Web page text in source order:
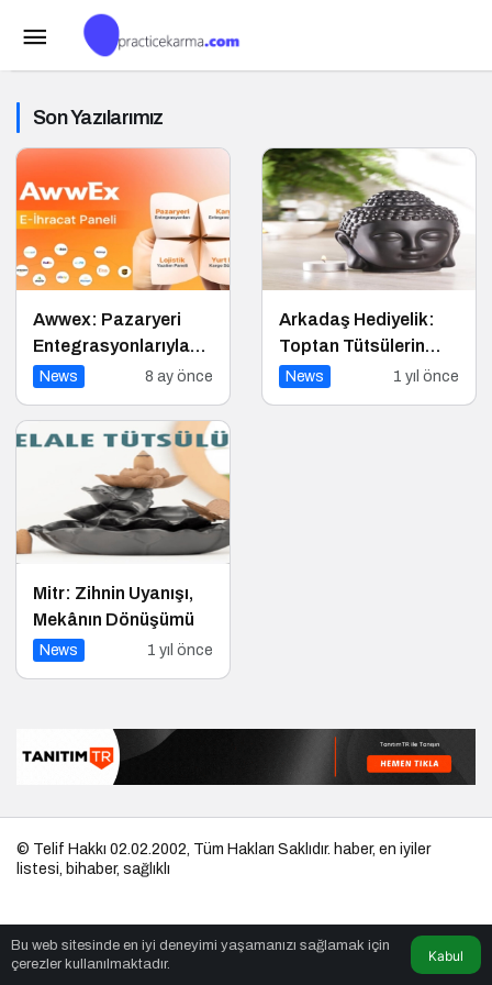
Son Yazılarımız
Awwex: Pazaryeri
Entegrasyonlarıyla
Hız Kazanın
News 8 ay önce
Arkadaş Hediyelik:
Toptan Tütsülerin
Güvenilir Adresi
News 1 yıl önce
Mitr: Zihnin Uyanışı,
Mekânın Dönüşümü
News 1 yıl önce
Bu web sitesinde en iyi deneyimi yaşamanızı sağlamak için
çerezler kullanılmaktadır.
Kabul
© Telif Hakkı 02.02.2002, Tüm Hakları Saklıdır. haber, en iyiler
listesi, bihaber, sağlıklı